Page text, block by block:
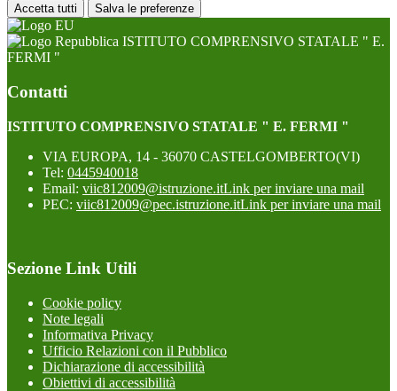
Accetta tutti Salva le preferenze
ISTITUTO COMPRENSIVO STATALE " E.
FERMI "
Contatti
ISTITUTO COMPRENSIVO STATALE " E. FERMI "
VIA EUROPA, 14 - 36070 CASTELGOMBERTO(VI)
Tel: 0445940018
Email: viic812009@istruzione.itLink per inviare una mail
PEC: viic812009@pec.istruzione.itLink per inviare una mail
Sezione Link Utili
Cookie policy
Note legali
Informativa Privacy
Ufficio Relazioni con il Pubblico
Dichiarazione di accessibilità
Obiettivi di accessibilità